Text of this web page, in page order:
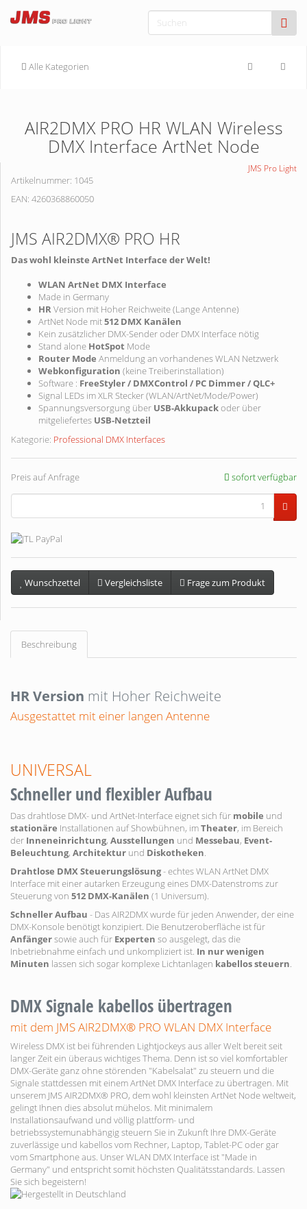
Alle Kategorien
AIR2DMX PRO HR WLAN Wireless
DMX Interface ArtNet Node
JMS Pro Light
Artikelnummer: 1045
EAN: 4260368860050
JMS AIR2DMX® PRO HR
Das wohl kleinste ArtNet Interface der Welt!
WLAN ArtNet DMX Interface
Made in Germany
HRVersion mit Hoher Reichweite (Lange Antenne)
ArtNet Node mit512 DMX Kanälen
Kein zusätzlicher DMX-Sender oder DMX Interface nötig
Stand alone HotSpot Mode
Router Mode Anmeldung an vorhandenes WLAN Netzwerk
Webkonfiguration (keine Treiberinstallation)
Software : FreeStyler / DMXControl / PC Dimmer / QLC+
Signal LEDs im XLR Stecker (WLAN/ArtNet/Mode/Power)
Spannungsversorgung über USB-Akkupackoder über
mitgeliefertes USB-Netzteil
Kategorie: Professional DMX Interfaces
Preis auf Anfrage sofort verfügbar
Wunschzettel Vergleichsliste Frage zum Produkt
Beschreibung
HR Version mit Hoher Reichweite
Ausgestattet mit einer langen Antenne
UNIVERSAL
Schneller und flexibler Aufbau
Das drahtlose DMX- und ArtNet-Interface eignet sich für mobile und
stationäre Installationen auf Showbühnen, imTheater, im Bereich
der Inneneinrichtung, Ausstellungen und Messebau, Event-
Beleuchtung, Architektur und Diskotheken
Drahtlose DMX Steuerungslösung- echtes WLAN ArtNet DMX
Interface mit einer autarken Erzeugung eines DMX-Datenstroms zur
Steuerung von 512 DMX-Kanälen (1 Universum).
Schneller Aufbau - Das AIR2DMX wurde für jeden Anwender, der eine
DMX-Konsole benötigt konzipiert. Die Benutzeroberfläche ist für
Anfängersowie auch für Experten so ausgelegt, das die
Inbetriebnahme einfach und unkompliziert ist. In nur wenigen
Minuten lassen sich sogar komplexe Lichtanlagen kabellos steuern
DMX Signale kabellos übertragen
mit dem JMS AIR2DMX® PRO WLAN DMX Interface
Wireless DMX ist bei führenden Lightjockeys aus aller Welt bereit seit
langer Zeit ein überaus wichtiges Thema. Denn ist so viel komfortabler
DMX-Geräte ganz ohne störenden "Kabelsalat" zu steuern und die
Signale stattdessen mit einem ArtNet DMX Interface zu übertragen. Mit
unserem JMS AIR2DMX® PRO, dem wohl kleinsten ArtNet Node weltweit,
gelingt Ihnen dies absolut mühelos. Mit minimalem
Installationsaufwand und völlig plattform- und
betriebssystemunabhängig steuern Sie in Zukunft Ihre DMX-Geräte
zuverlässige und kabellos vom Rechner, Laptop, Tablet-PC oder gar
vom Smartphone aus. Unser WLAN DMX Interface ist "Made in
Germany" und entspricht somit höchsten Qualitätsstandards. Lassen
Sie sich begeistern!